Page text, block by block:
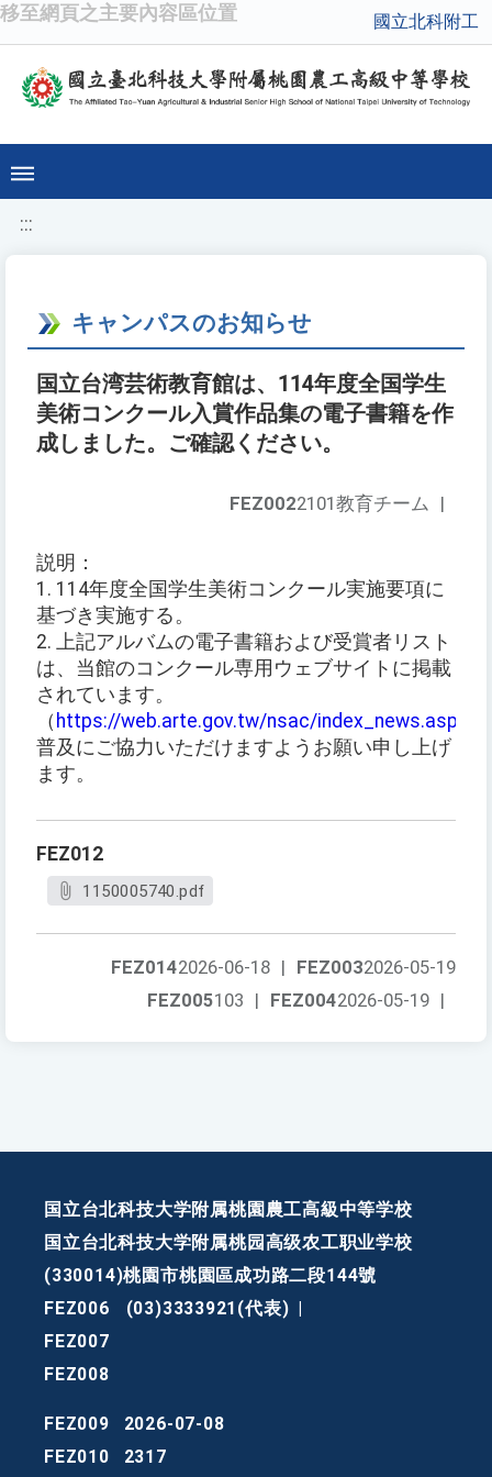
移至網頁之主要內容區位置 國立北科附工
:::
キャンパスのお知らせ
国立台湾芸術教育館は、114年度全国学生
美術コンクール入賞作品集の電子書籍を作
成しました。ご確認ください。
FEZ0022101教育チーム |
説明：
1. 114年度全国学生美術コンクール実施要項に
基づき実施する。
2. 上記アルバムの電子書籍および受賞者リスト
は、当館のコンクール専用ウェブサイトに掲載
されています。
（ https://web.arte.gov.tw/nsac/index_news.aspx
普及にご協力いただけますようお願い申し上げ
ます。
FEZ012
1150005740.pdf
FEZ0032026-05-19
FEZ0142026-06-18 |
FEZ0042026-05-19 |
FEZ005103 |
国立台北科技大学附属桃園農工高級中等学校
国立台北科技大学附属桃园高级农工职业学校
(330014)桃園市桃園區成功路二段144號
FEZ006
(03)3333921(代表)
FEZ007
FEZ008
FEZ009
2026-07-08
FEZ010
2317